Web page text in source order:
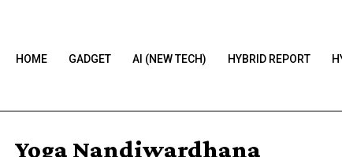
HOME GADGET AI (NEW TECH) HYBRID REPORT
Yoga Nandiwardhana